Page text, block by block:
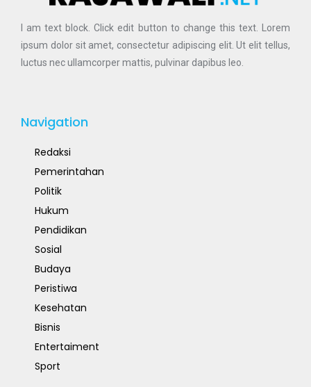
I am text block. Click edit button to change this text. Lorem
ipsum dolor sit amet, consectetur adipiscing elit. Ut elit tellus,
luctus nec ullamcorper mattis, pulvinar dapibus leo.
Navigation
Redaksi
Pemerintahan
Politik
Hukum
Pendidikan
Sosial
Budaya
Peristiwa
Kesehatan
Bisnis
Entertaiment
Sport